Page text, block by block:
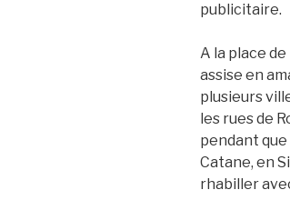
publicitaire.
A la place
assise en
plusieurs
les rues de
pendant que
Catane, en
rhabiller